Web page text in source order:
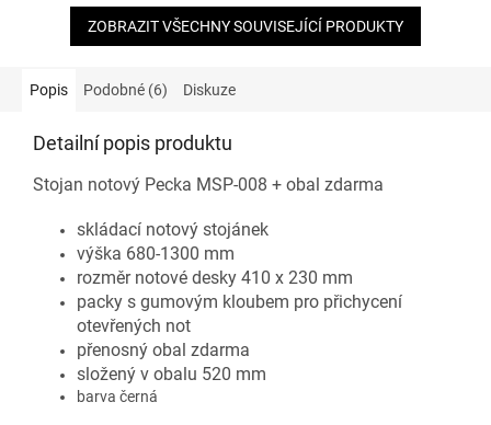
ZOBRAZIT VŠECHNY SOUVISEJÍCÍ PRODUKTY
Popis Podobné (6) Diskuze
Detailní popis produktu
Stojan notový Pecka MSP-008 + obal zdarma
skládací notový stojánek
výška 680-1300 mm
rozměr notové desky 410 x 230 mm
packy s gumovým kloubem pro přichycení
otevřených not
přenosný obal zdarma
složený v obalu 520 mm
barva černá